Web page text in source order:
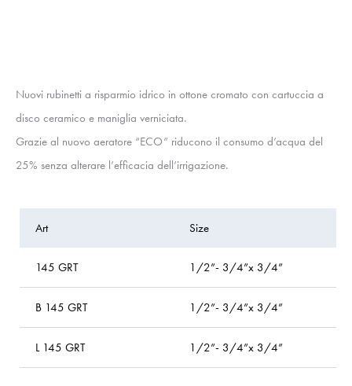
Nuovi rubinetti a risparmio idrico in ottone cromato con cartuccia a
disco ceramico e maniglia verniciata.
Grazie al nuovo aeratore “ECO” riducono il consumo d’acqua del
25% senza alterare l’efficacia dell’irrigazione.
Art Size
145 GRT 1/2”- 3/4”x 3/4”
B 145 GRT 1/2”- 3/4”x 3/4”
L 145 GRT 1/2”- 3/4”x 3/4”